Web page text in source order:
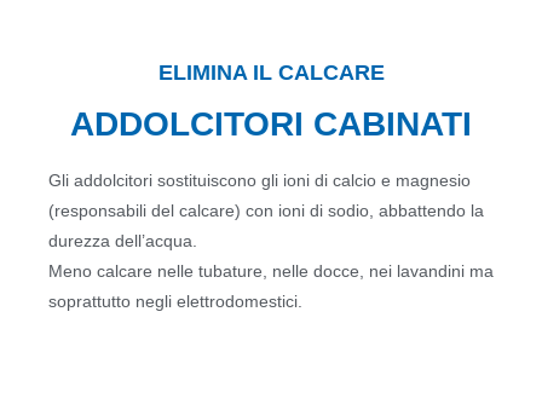
ELIMINA IL CALCARE
ADDOLCITORI CABINATI
Gli addolcitori sostituiscono gli ioni di calcio e magnesio
(responsabili del calcare) con ioni di sodio, abbattendo la
durezza dell’acqua.
Meno calcare nelle tubature, nelle docce, nei lavandini ma
soprattutto negli elettrodomestici.